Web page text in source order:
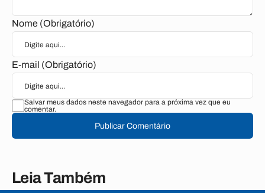
Nome (Obrigatório)
E-mail (Obrigatório)
Salvar meus dados neste navegador para a próxima vez que eu
comentar.
Publicar Comentário
Leia Também